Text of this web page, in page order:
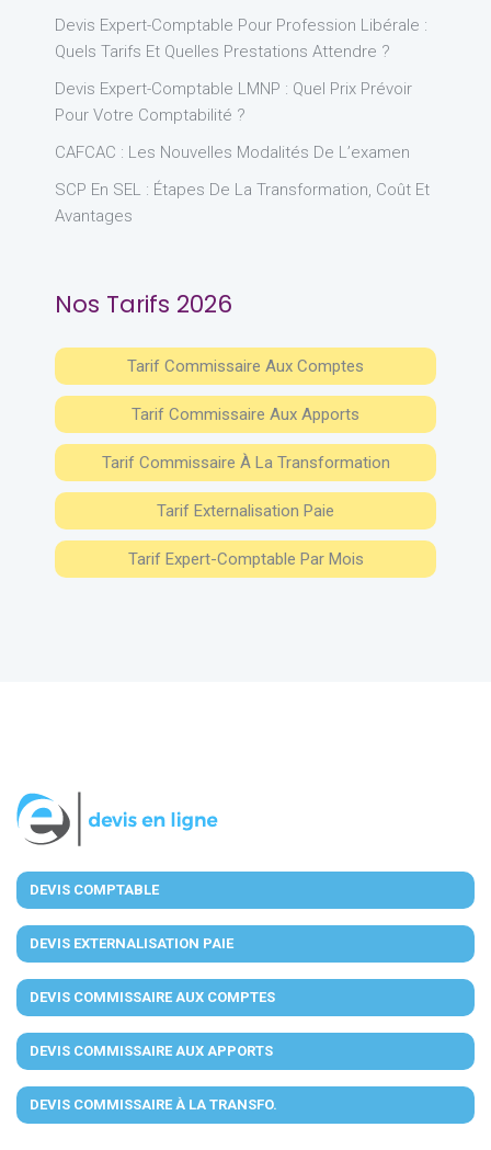
Devis Expert-Comptable Pour Profession Libérale :
Quels Tarifs Et Quelles Prestations Attendre ?
Devis Expert-Comptable LMNP : Quel Prix Prévoir
Pour Votre Comptabilité ?
CAFCAC : Les Nouvelles Modalités De L’examen
SCP En SEL : Étapes De La Transformation, Coût Et
Avantages
Nos Tarifs 2026
Tarif Commissaire Aux Comptes
Tarif Commissaire Aux Apports
Tarif Commissaire À La Transformation
Tarif Externalisation Paie
Tarif Expert-Comptable Par Mois
DEVIS COMPTABLE
DEVIS EXTERNALISATION PAIE
DEVIS COMMISSAIRE AUX COMPTES
DEVIS COMMISSAIRE AUX APPORTS
DEVIS COMMISSAIRE À LA TRANSFO.